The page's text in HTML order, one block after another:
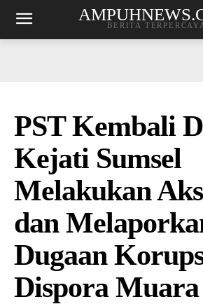
BERITA
PST Kembali
Kejati Sumsel
Melakukan
dan
Dugaan
Dispora